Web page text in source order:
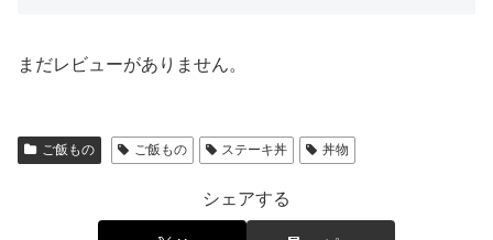
まだレビューがありません。
ご飯もの ご飯もの ステーキ丼 丼物
シェアする